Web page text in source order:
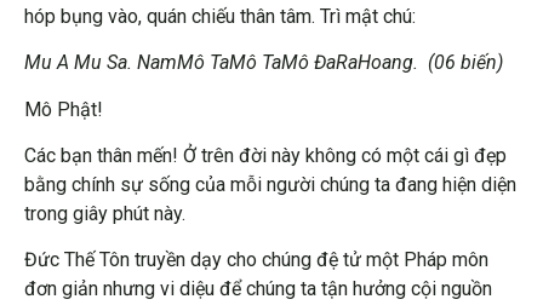
hóp bụng vào, quán chiếu thân tâm. Trì mật chú:
Mu A Mu Sa. NamMô TaMô TaMô ĐaRaHoang. (06 biến)
Mô Phật!
Các bạn thân mến! Ở trên đời này không có một cái gì đẹp
bằng chính sự sống của mỗi người chúng ta đang hiện diện
trong giây phút này.
Đức Thế Tôn truyền dạy cho chúng đệ tử một Pháp môn
đơn giản nhưng vi diệu để chúng ta tận hưởng cội nguồn